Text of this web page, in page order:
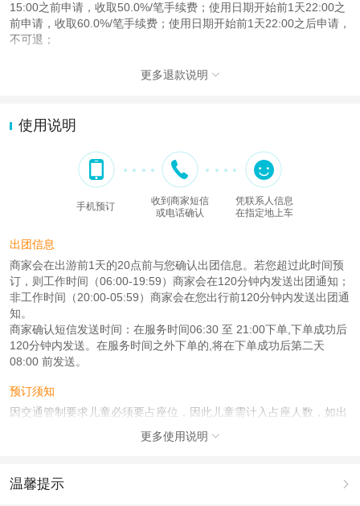
15:00之前申请，收取50.0%/笔手续费；使用日期开始前1天22:00之
前申请，收取60.0%/笔手续费；使用日期开始前1天22:00之后申请，
不可退；
更多退款说明 
使用说明
手机预订
收到商家短信
或电话确认
凭联系人信息
在指定地上车
出团信息
商家会在出游前1天的20点前与您确认出团信息。若您超过此时间预
订，则工作时间（06:00-19:59）商家会在120分钟内发送出团通知；
非工作时间（20:00-05:59）商家会在您出行前120分钟内发送出团通
知。
商家确认短信发送时间：在服务时间06:30 至 21:00下单,下单成功后
120分钟内发送。在服务时间之外下单的,将在下单成功后第二天
08:00 前发送。
预订须知
因交通管制要求儿童必须要占座位，因此儿童需计入占座人数，如出
游当日发现超载，司机则有权拒绝您正常出游，并且费用不退；由于
您的不配合导致被交警查到或意外事故，所造成的后果自负，并应赔
使用说明
更多使用说明 
温馨提示 